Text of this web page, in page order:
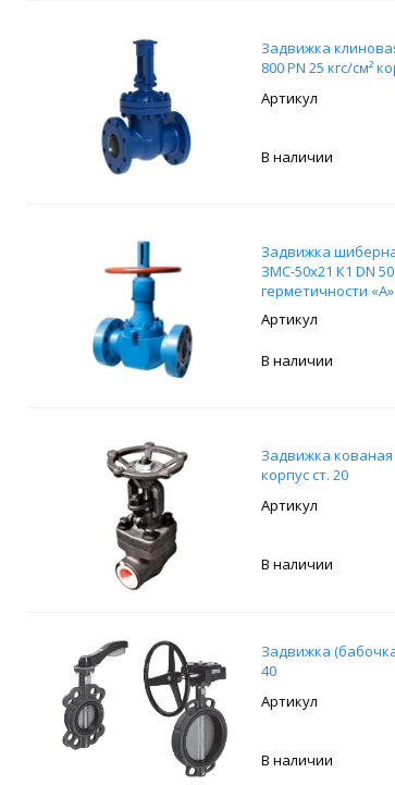
Задвижка
800 PN 25 кгс/см²
В наличии
Задвижка
ЗМС-50х21 К1 DN
герметичности
В наличии
Задвижка кованая
корпус ст. 20
В наличии
Задвижка
40
В наличии